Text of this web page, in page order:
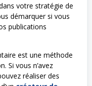
votre stratégie de
démarquer si vous
publications
est une méthode
Si vous n’avez
réaliser des